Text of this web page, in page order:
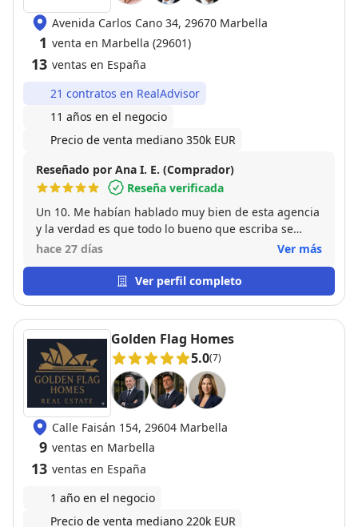
Avenida Carlos Cano 34, 29670 Marbella
1 venta en Marbella (29601)
13 ventas en España
21 contratos en RealAdvisor
11 años en el negocio
Precio de venta mediano 350k EUR
Reseñado por Ana I. E. (Comprador)
Reseña verificada
Un 10. Me habían hablado muy bien de esta agencia
y la verdad es que todo lo bueno que escriba se
queda corto. Es una agencia 5 estrellas 🌟 🌟 🌟 🌟
y se amoldan a tus necesidades. Te asesoran en todo
y te ayudan a decidir y evaluar todos los aspectos
En mi caso me han ayudado a comprar una vivienda
que es justo lo que quería, y se ajustaba al
presupuesto que disponía. Estoy muy contenta y
agradecida a José Antonio y Luisa. Te acompañan en
todos los trámites, no sólo hasta la firma, sino
tambien después. Me han ayudado hasta a elegir
mobiliario. Recomiendo esta agencia a toda persona
que compre, que venda, o que alquile. Profesionales,
cercanos y eficaces. Un equipazo. Mil gracias por
hace 27 días Ver más
Ver perfil completo
Golden Flag Homes
5.0(7)
Calle Faisán 154, 29604 Marbella
9 ventas en Marbella
13 ventas en España
1 año en el negocio
Precio de venta mediano 220k EUR